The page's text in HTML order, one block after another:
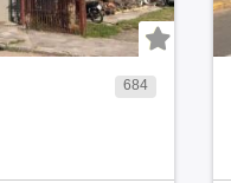
684